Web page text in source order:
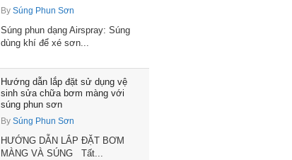
By Súng Phun Sơn
Súng phun dạng Airspray: Súng
dùng khí để xé sơn...
Hướng dẫn lắp đặt sử dụng vệ
sinh sửa chữa bơm màng với
súng phun sơn
By Súng Phun Sơn
HƯỚNG DẪN LẮP ĐẶT BƠM
MÀNG VÀ SÚNG Tất...